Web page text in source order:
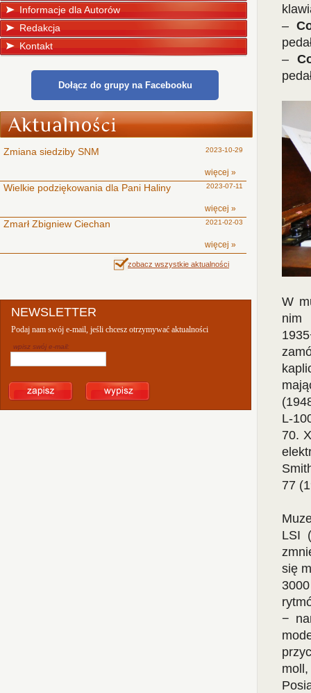
Informacje dla Autorów
Redakcja
Kontakt
Dołącz do grupy na Facebooku
Zmiana siedziby SNM 2023-10-29
więcej »
Wielkie podziękowania dla Pani Haliny 2023-07-11
więcej »
Zmarł Zbigniew Ciechan 2021-02-03
więcej »
zobacz wszystkie aktualności
NEWSLETTER
Podaj nam swój e-mail, jeśli chcesz otrzymywać aktualności
wpisz swój e-mail:
–
–
W
nim
L-
70.
77
LSI
się
−